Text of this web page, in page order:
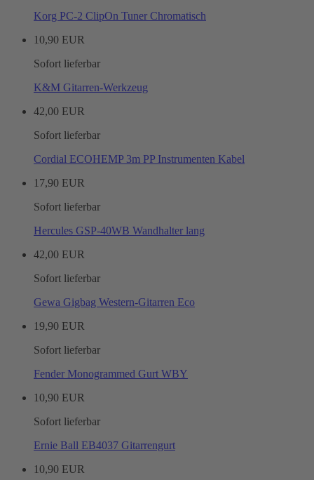
Korg PC-2 ClipOn Tuner Chromatisch
10,90 EUR
Sofort lieferbar
K&M Gitarren-Werkzeug
42,00 EUR
Sofort lieferbar
Cordial ECOHEMP 3m PP Instrumenten Kabel
17,90 EUR
Sofort lieferbar
Hercules GSP-40WB Wandhalter lang
42,00 EUR
Sofort lieferbar
Gewa Gigbag Western-Gitarren Eco
19,90 EUR
Sofort lieferbar
Fender Monogrammed Gurt WBY
10,90 EUR
Sofort lieferbar
Ernie Ball EB4037 Gitarrengurt
10,90 EUR